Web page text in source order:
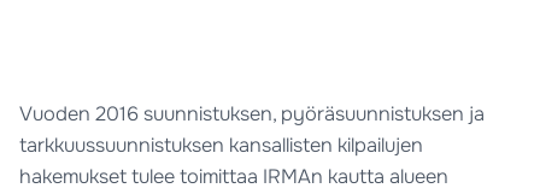
Vuoden 2016 suunnistuksen, pyöräsuunnistuksen ja
tarkkuussuunnistuksen kansallisten kilpailujen
hakemukset tulee toimittaa IRMAn kautta alueen